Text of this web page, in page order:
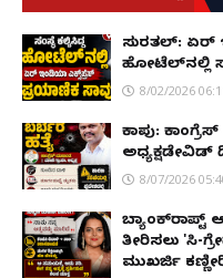
ಸುರತ್ಕಲ್:
ಹೋಟೆಲ್‌ನಲ್ಲಿ
8/02/2026
ಕಾಪು:
8/07/2026
ಬ್ಯಾಂಕ್‌ರಾಪ್ಟ್‌
ತೀರಿಸಲು 'ಸಿ-
ಮುಖರ್ಜಿ